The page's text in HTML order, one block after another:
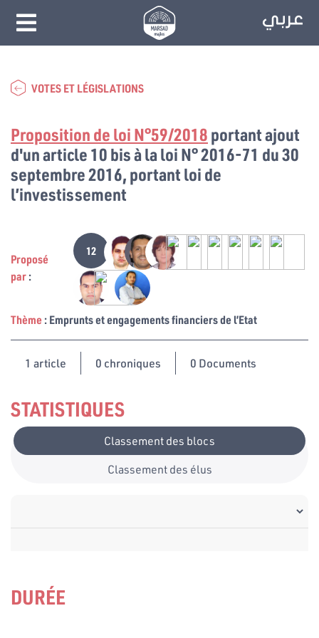
VOTES ET LÉGISLATIONS
STATISTIQUES
Classement des blocs
Classement des élus
Proposition de loi N°59/2018portant ajout
d'un article 10 bis à la loi N° 2016-71 du 30
septembre 2016, portant loi de
l’investissement
Proposé
par:
12
Thème: Emprunts et engagements financiers de l’Etat
1 article 0 chroniques 0 Documents
DURÉE